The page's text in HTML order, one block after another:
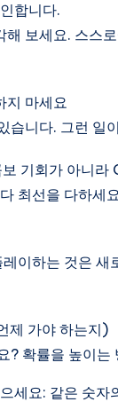
합니다.
해 보세요. 스스
지 마세요
습니다. 그런 일
기회가 아니
최선을 다하세
이하는 것은
제 가야 하는지)
? 확률을 높이는
세요: 같은 숫